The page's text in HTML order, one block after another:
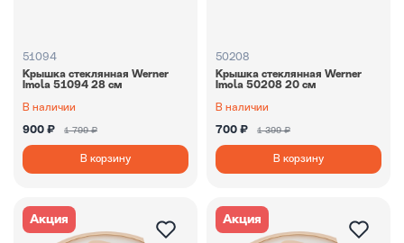
51094
Крышка стеклянная Werner
Imola 51094 28 см
В наличии
900 ₽ 1 799 ₽
В корзину
50208
Крышка стеклянная Werner
Imola 50208 20 см
В наличии
700 ₽ 1 399 ₽
В корзину
Акция Акция